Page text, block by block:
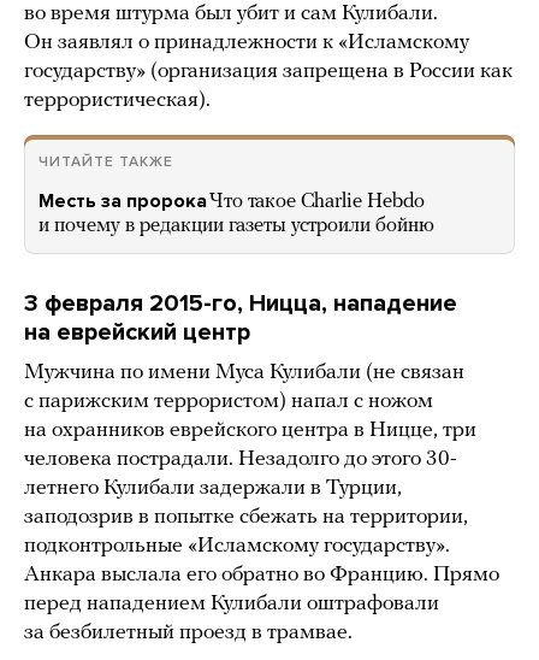
во время штурма был убит и сам Кулибали.
Он заявлял о принадлежности к «Исламскому
государству» (организация запрещена в России как
террористическая).
ЧИТАЙТЕ ТАКЖЕ
Месть за пророкаЧто такое Charlie Hebdo
и почему в редакции газеты устроили бойню
3 февраля 2015-го, Ницца, нападение
на еврейский центр
Мужчина по имени Муса Кулибали (не связан
с парижским террористом) напал с ножом
на охранников еврейского центра в Ницце, три
человека пострадали. Незадолго до этого 30-
летнего Кулибали задержали в Турции,
заподозрив в попытке сбежать на территории,
подконтрольные «Исламскому государству».
Анкара выслала его обратно во Францию. Прямо
перед нападением Кулибали оштрафовали
за безбилетный проезд в трамвае.